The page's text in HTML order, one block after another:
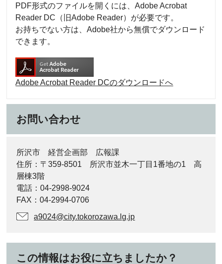
PDF形式のファイルを開くには、Adobe Acrobat
Reader DC（旧Adobe Reader）が必要です。
お持ちでない方は、Adobe社から無償でダウンロード
できます。
Adobe Acrobat Reader DCのダウンロードへ
お問い合わせ
所沢市 経営企画部 広報課
住所：〒359-8501 所沢市並木一丁目1番地の1 高
層棟3階
電話：04-2998-9024
FAX：04-2994-0706
a9024@city.tokorozawa.lg.jp
この情報はお役に立ちましたか？